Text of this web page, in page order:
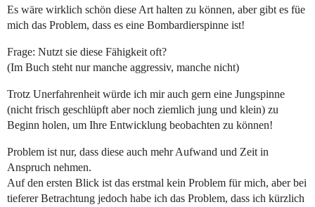
Es wäre wirklich schön diese Art halten zu können, aber gibt es füe
mich das Problem, dass es eine Bombardierspinne ist!
Frage: Nutzt sie diese Fähigkeit oft?
(Im Buch steht nur manche aggressiv, manche nicht)
Trotz Unerfahrenheit würde ich mir auch gern eine Jungspinne
(nicht frisch geschlüpft aber noch ziemlich jung und klein) zu
Beginn holen, um Ihre Entwicklung beobachten zu können!
Problem ist nur, dass diese auch mehr Aufwand und Zeit in
Anspruch nehmen.
Auf den ersten Blick ist das erstmal kein Problem für mich, aber bei
tieferer Betrachtung jedoch habe ich das Problem, dass ich kürzlich